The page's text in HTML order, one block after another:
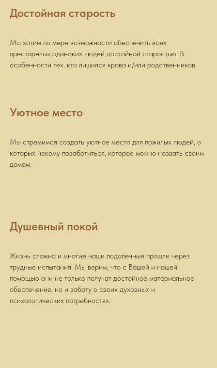
Достойная старость
Мы хотим по мере возможности обеспечить всех
престарелых одиноких людей достойной старостью. В
особенности тех, кто лишился крова и/или родственников.
Уютное место
Мы стремимся создать уютное место для пожилых людей, о
которых некому позаботиться, которое можно назвать своим
домом.
Душевный покой
Жизнь сложна и многие наши подопечные прошли через
трудные испытания. Мы верим, что с Вашей и нашей
помощью они не только получат достойное материальное
обеспечение, но и заботу о своих духовных и
психологических потребностях.